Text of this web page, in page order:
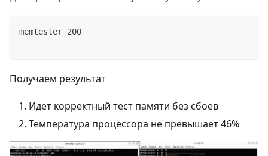
memtester 200
Получаем результат
Идет корректный тест памяти без сбоев
Температура процессора не превышает 46%